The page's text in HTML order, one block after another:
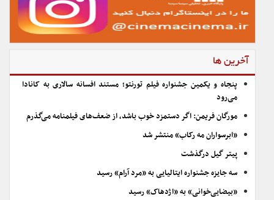
آخرین ها
پنجاه و یکمین جشنواره فیلم تورنتو؛ مستند افسانه سالاری به کانادا
می‌رود
مورگان فریمن: اگر دستمزد خوب باشد، از ضعف‌های فیلمنامه می‌گذرم
«ابرسواران مه رکاب» منتشر شد
پیتر گیل درگذشت
سه جایزه جشنواره ایتالیایی به «مرد آرام» رسید
«بیضایی‌خوانی» به «اژدهاک» رسید